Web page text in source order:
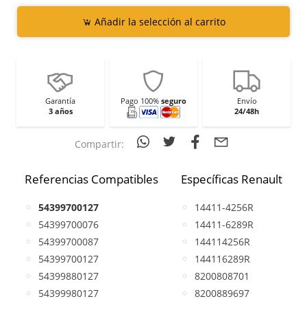
Añadir la selección al carrito
Garantía
3 años
Pago 100% seguro
Envío
24/48h
Compartir:
Referencias Compatibles
54399700127
54399700076
54399700087
54399700127
54399880127
54399980127
Específicas Renault
14411-4256R
14411-6289R
144114256R
144116289R
8200808701
8200889697